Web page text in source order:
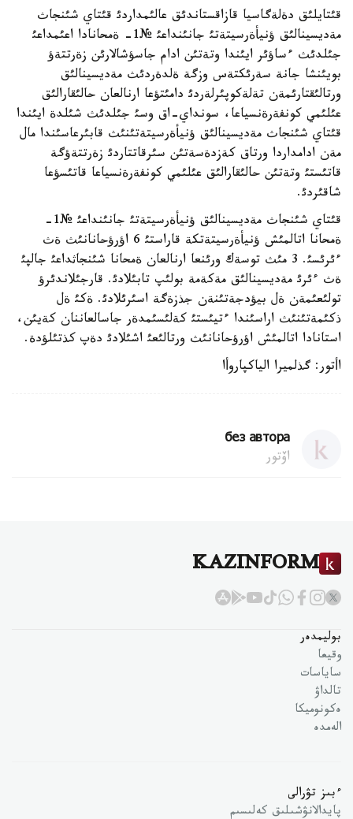
قئتايلئق دةلةگاسيا قازاقستاندئق عالئمداردئ قئتاي شئنجاث
مةديسينالئق ؤنيأةرسيتةتئ جانئنداعئ №1- ةمحانادا اعئمداعئ
جئلدئث ءساؤئر ايئندا وتةتئن ادام جاسؤشالارئن زةرتتةؤ
بويئنشا جانة سةرئكتةس وزگة ةلدةردئث مةديسينالئق
ورتالئقتارئمةن تةلةكوپئرلةردئ دامئتؤعا ارنالعان حالئقارالئق
عئلئمي كونفةرةنسياعا، سونداي-اق وسئ جئلدئث شئلدة ايئندا
قئتاي شئنجاث مةديسينالئق ؤنيأةرسيتةتئنئث قابئرعاسئندا مال
مةن ادامداردا ورتاق كةزدةسةتئن سئرقاتتاردئ زةرتتةؤگة
قاتئستئ وتةتئن حالئقارالئق عئلئمي كونفةرةنسياعا قاتئسؤعا
شاقئردئ.
قئتاي شئنجاث مةديسينالئق ؤنيأةرسيتةتئ جانئنداعئ №1-
ةمحانا اتالمئش ؤنيأةرسيتةتكة قاراستئ 6 اؤرؤحانانئث ةث
ءئرئسئ. 3 مئث توسةك ورئنعا ارنالعان ةمحانا شئنجاثداعئ جالپئ
ةث ءئرئ مةديسينالئق مةكةمة بولئپ تابئلادئ. قارجئلاندئرؤ
تولئعئمةن ةل بيؤدجةتئنةن جذزةگة اسئرئلادئ. ةكئ ةل
ذكئمةتئنئث اراسئندا ءتيئستئ كةلئسئمدةر جاسالعاننان كةيئن،
استانادا اتالمئش اؤرؤحانانئث ورتالئعئ اشئلادئ دةپ كذتئلؤدة.
اأتور: گذلميرا الياكپاروأا
без автора
اۆتور
KAZINFORM
بوليمدەر
وقيعا
ساياسات
تالداۋ
ەكونوميكا
الەمدە
ءبىز تۋرالى
پايدالانۋشىلىق كەلىسىم